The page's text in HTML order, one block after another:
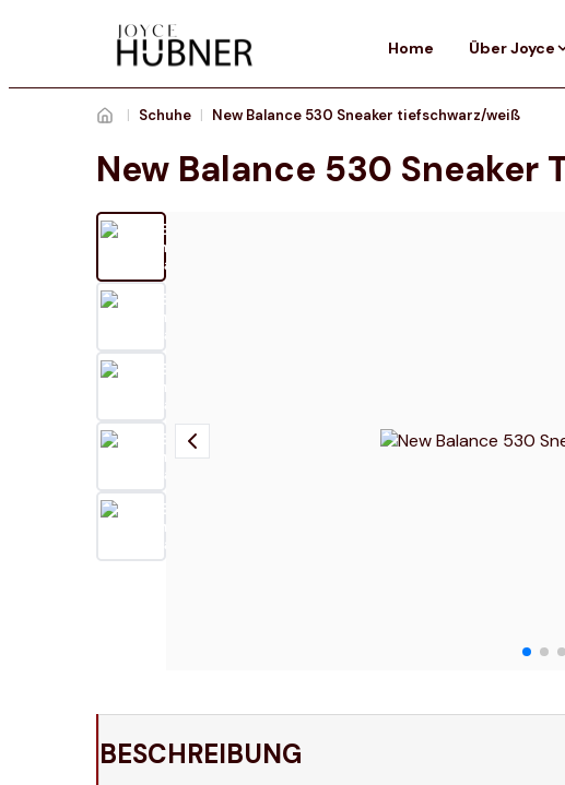
Home Über Joyce
| Schuhe | New Balance 530 Sneaker tiefschwarz/weiß
New Balance 530 Sneaker
BESCHREIBUNG